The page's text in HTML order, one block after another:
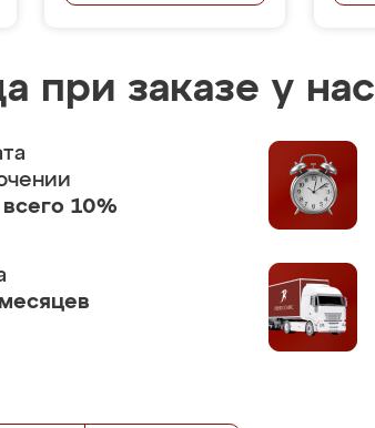
при заказе у нас
всего 10%